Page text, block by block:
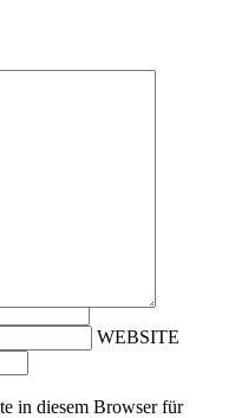
WEBSITE
in diesem Browser für